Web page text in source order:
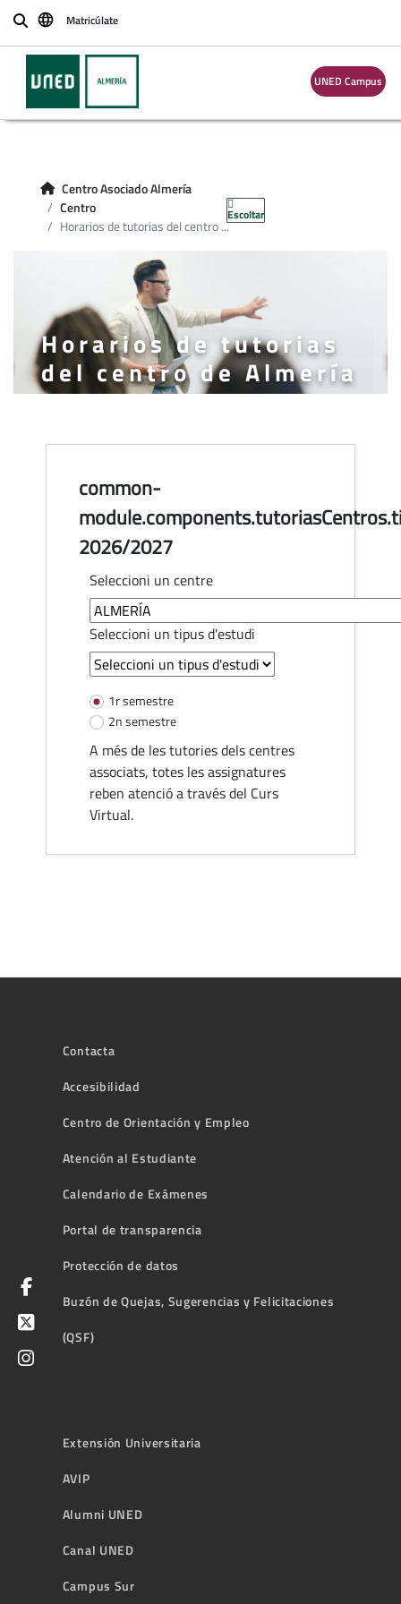
BuscarMatricúlate
UNED Campus
Centro Asociado Almería
Centro
Horarios de tutorias del centro ...
Escoltar
Horarios de tutorias
del centro de Almería
common-
2026/2027
Seleccioni un centre
Seleccioni un tipus d'estudi
common-
1r semestre
2n semestre
A més de les tutories dels centres
associats, totes les assignatures
reben atenció a través del Curs
Virtual.
Contacta
Accesibilidad
Centro de Orientación y Empleo
Atención al Estudiante
Calendario de Exámenes
Portal de transparencia
Protección de datos
Buzón de Quejas, Sugerencias y Felicitaciones
(QSF)
Extensión Universitaria
AVIP
Alumni UNED
Canal UNED
Campus Sur